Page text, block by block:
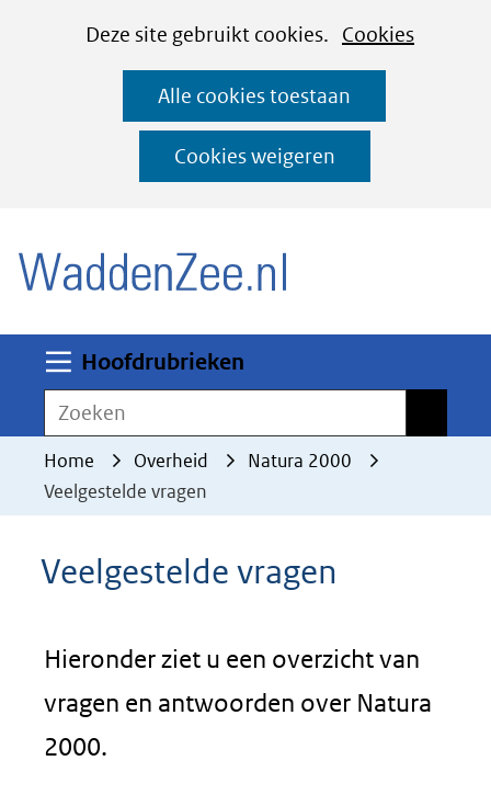
CookiesDeze site gebruikt cookies. Cookies
deze
worden
toegestaan
geweigerd.
Alle cookies toestaan
Cookies weigeren
Ga
naar
de
inhoud
Hoofdrubrieken
Zoeken
Home Overheid
Natura 2000
Veelgestelde vragen
Veelgestelde vragen
Hieronder ziet u een overzicht van
vragen en antwoorden over Natura
2000.